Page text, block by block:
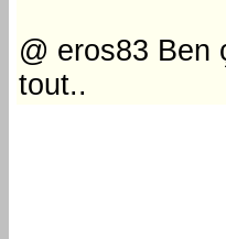
@ eros83 Ben
tout..